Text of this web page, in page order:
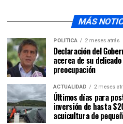
MÁS
POLÍTICA 2 meses atrás
Declaración del
acerca de su
preocupación
ACTUALIDAD 2 meses
Últimos días para
inversión de hasta
acuicultura de